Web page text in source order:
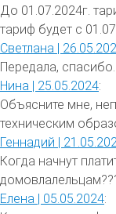
До 01.07.2024г.
тариф будет с
Светлана |
Передала, спасибо.
Нина | 25.05.2024:
Объясните мне,
техническим
Геннадий |
Когда начнут
Елена | 05.05.2024: